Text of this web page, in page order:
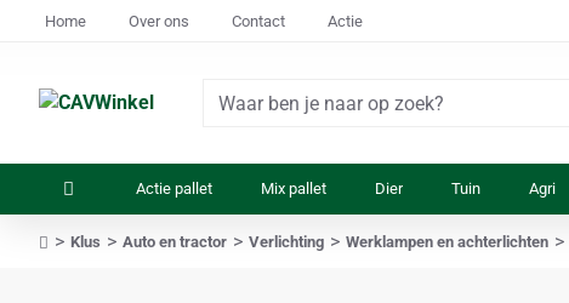
Home Over ons Contact Actie
Waar
op
Actie pallet Mix pallet Dier Tuin Agri
Klus Auto en tractor Verlichting Werklampen en achterlichten